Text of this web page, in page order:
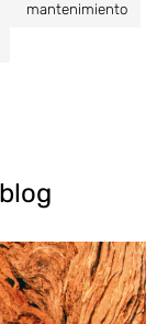
mantenimiento